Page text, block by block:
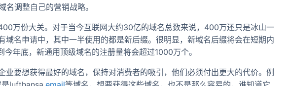
调整自己的营销战略。
万份大关。对于当今互联网大约30亿的域名总数来说，400万还只是冰山一
域名申请中，其中一半使用的都是新后缀。很明显，新域名后缀将会在短期内
年底，新通用顶级域名的注册量将会超过1000万个。
业要想获得最好的域名，保持对消费者的吸引，他们必须付出更大的代价。例